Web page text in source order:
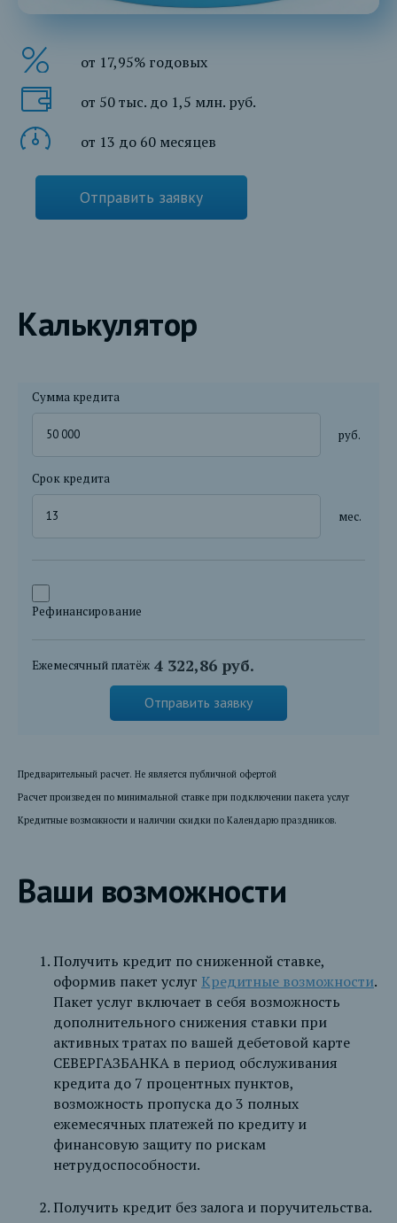
от 17,95% годовых
от 50 тыс. до 1,5 млн. руб.
от 13 до 60 месяцев
Отправить заявку
Калькулятор
Сумма кредита
руб.
Срок кредита
мес.
Рефинансирование
Ежемесячный платёж 4 322,86 руб.
Отправить заявку
Предварительный расчет. Не является публичной офертой
Расчет произведен по минимальной ставке при подключении пакета услуг
Кредитные возможности и наличии скидки по Календарю праздников.
Ваши возможности
Получить кредит по сниженной ставке,
оформив пакет услуг Кредитные возможности.
Пакет услуг включает в себя возможность
дополнительного снижения ставки при
активных тратах по вашей дебетовой карте
СЕВЕРГАЗБАНКА в период обслуживания
кредита до 7 процентных пунктов,
возможность пропуска до 3 полных
ежемесячных платежей по кредиту и
финансовую защиту по рискам
нетрудоспособности.
Получить кредит без залога и поручительства.